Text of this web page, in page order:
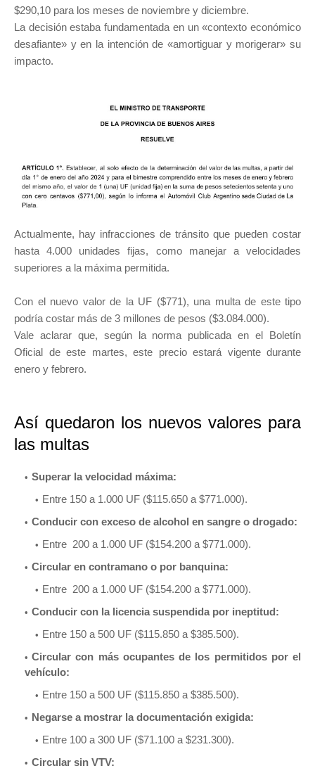
$290,10 para los meses de noviembre y diciembre.
La decisión estaba fundamentada en un «contexto económico
desafiante» y en la intención de «amortiguar y morigerar» su
impacto.
Actualmente, hay infracciones de tránsito que pueden costar
hasta 4.000 unidades fijas, como manejar a velocidades
superiores a la máxima permitida.
Con el nuevo valor de la UF ($771), una multa de este tipo
podría costar más de 3 millones de pesos ($3.084.000).
Vale aclarar que, según la norma publicada en el Boletín
Oficial de este martes, este precio estará vigente durante
enero y febrero.
Así quedaron los nuevos valores para
las multas
Superar la velocidad máxima:
Entre 150 a 1.000 UF ($115.650 a $771.000).
Conducir con exceso de alcohol en sangre o drogado:
Entre 200 a 1.000 UF ($154.200 a $771.000).
Circular en contramano o por banquina:
Entre 200 a 1.000 UF ($154.200 a $771.000).
Conducir con la licencia suspendida por ineptitud:
Entre 150 a 500 UF ($115.850 a $385.500).
Circular con más ocupantes de los permitidos por el
vehículo:
Entre 150 a 500 UF ($115.850 a $385.500).
Negarse a mostrar la documentación exigida:
Entre 100 a 300 UF ($71.100 a $231.300).
Circular sin VTV: